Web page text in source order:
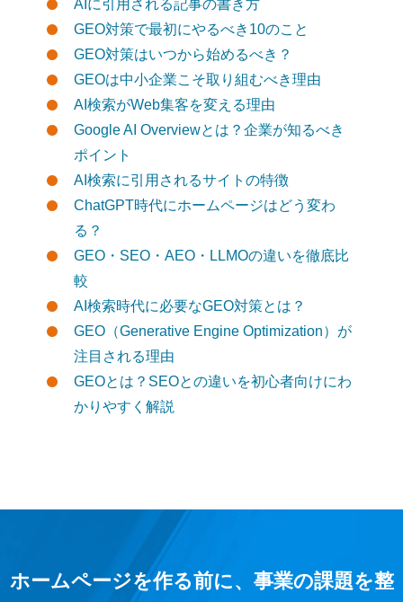
AIに引用される記事の書き方
GEO対策で最初にやるべき10のこと
GEO対策はいつから始めるべき？
GEOは中小企業こそ取り組むべき理由
AI検索がWeb集客を変える理由
Google AI Overviewとは？企業が知るべき
ポイント
AI検索に引用されるサイトの特徴
ChatGPT時代にホームページはどう変わ
る？
GEO・SEO・AEO・LLMOの違いを徹底比
較
AI検索時代に必要なGEO対策とは？
GEO（Generative Engine Optimization）が
注目される理由
GEOとは？SEOとの違いを初心者向けにわ
かりやすく解説
ホームページを作る前に、事業の課題を整